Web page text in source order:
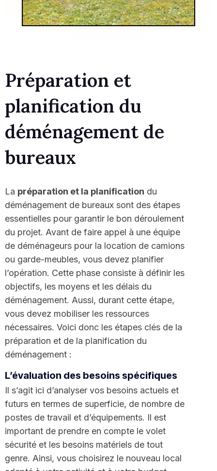
Préparation et
planification du
déménagement de
bureaux
La préparation et la planification du
déménagement de bureaux sont des étapes
essentielles pour garantir le bon déroulement
du projet. Avant de faire appel à une équipe
de déménageurs pour la location de camions
ou garde-meubles, vous devez planifier
l’opération. Cette phase consiste à définir les
objectifs, les moyens et les délais du
déménagement. Aussi, durant cette étape,
vous devez mobiliser les ressources
nécessaires. Voici donc les étapes clés de la
préparation et de la planification du
déménagement :
L’évaluation des besoins spécifiques
Il s’agit ici d’analyser vos besoins actuels et
futurs en termes de superficie, de nombre de
postes de travail et d’équipements. Il est
important de prendre en compte le volet
sécurité et les besoins matériels de tout
genre. Ainsi, vous choisirez le nouveau local